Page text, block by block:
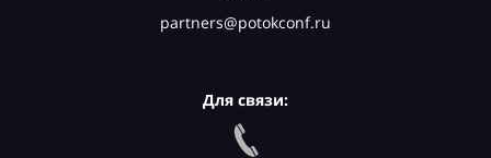
partners@potokconf.ru
Для связи: